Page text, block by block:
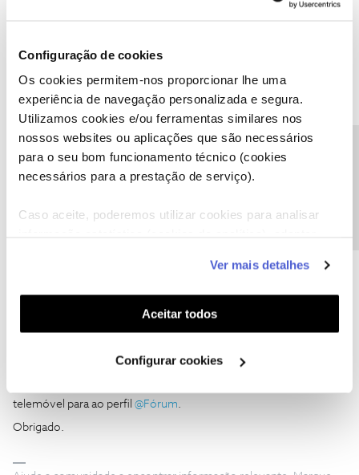
Configuração de cookies
Os cookies permitem-nos proporcionar lhe uma
experiência de navegação personalizada e segura.
Utilizamos cookies e/ou ferramentas similares nos
nossos websites ou aplicações que são necessários
para o seu bom funcionamento técnico (cookies
necessários para a prestação de serviço).
Caso aceite, poderemos utilizar cookies para analisar
funcionalidades (cookies de personalização e
funcionalidade) e adaptar anúncios aos seus interesses
(cookies de publicidade personalizada). Pode gerir a
utilização dos cookies clicando em "Configurar
Ver mais detalhes
Aceitar todos
Configurar cookies
A Sohi (RH) entrou, e eu continuo aguardando.
Sem poder fazrr chamadas e receber, nada funciona além do que
Vamos verificar a situação.
telemóvel para ao perfil ​ @Fórum.
Obrigado.